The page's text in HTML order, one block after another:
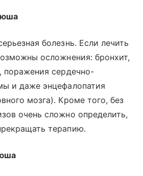
болезнь. Если лечить
осложнения: бронхит,
поражения сердечно-
и даже энцефалопатия
мозга). Кроме того, без
очень сложно определить,
терапию.